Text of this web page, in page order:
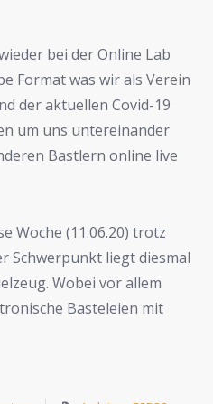
bei der Online Lab
Format was wir als Verein
der aktuellen Covid-19
um uns untereinander
Bastlern online live
Woche (11.06.20) trotz
Schwerpunkt liegt diesmal
Wobei vor allem
Basteleien mit